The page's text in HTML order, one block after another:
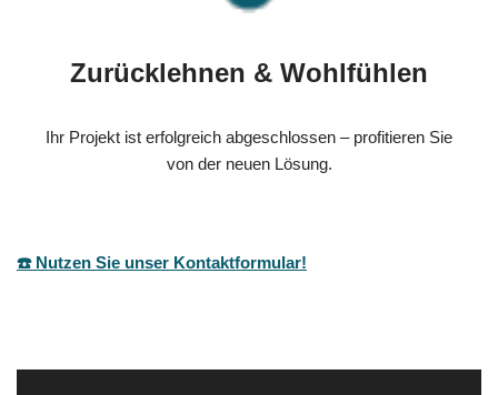
Zurücklehnen & Wohlfühlen
Ihr Projekt ist erfolgreich abgeschlossen – profitieren Sie
von der neuen Lösung.
☎️ Nutzen Sie unser Kontaktformular!